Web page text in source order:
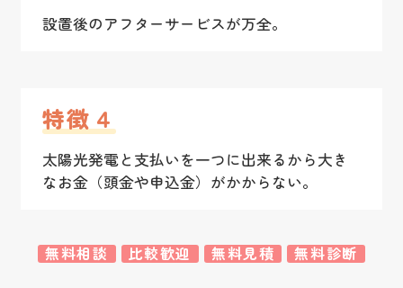
設置後のアフターサービスが万全。
特徴４
太陽光発電と支払いを一つに出来るから大き
なお金（頭金や申込金）がかからない。
無料相談 比較歓迎 無料見積 無料診断